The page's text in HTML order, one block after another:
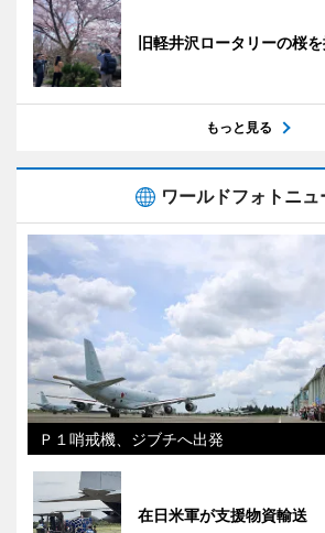
旧軽井沢ロータリーの桜
もっと見る
ワールドフォトニュ
Ｐ１哨戒機、ジブチへ出発
在日米軍が支援物資輸送